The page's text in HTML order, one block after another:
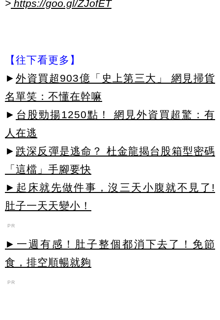
> https://goo.gl/ZJofET
【往下看更多】
► 外資買超903億「史上第三大」 網見掃貨
名單笑：不懂在幹嘛
► 台股勁揚1250點！ 網見外資買超驚：有
人在逃
► 跌深反彈是逃命？ 杜金龍揭台股箱型密碼
「這檔」手腳要快
►起床就先做件事，沒三天小腹就不見了!
肚子一天天變小！
PR
►一週有感！肚子整個都消下去了！免節
食，排空順暢就夠
PR